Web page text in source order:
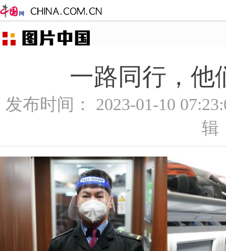
一路同行，他
发布时间： 2023-01-10
辑